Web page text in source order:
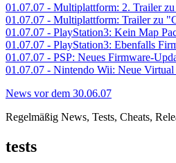
01.07.07 - Multiplattform: 2. Trailer
01.07.07 - Multiplattform: Trailer zu
01.07.07 - PlayStation3: Kein Map
01.07.07 - PlayStation3: Ebenfalls
01.07.07 - PSP: Neues Firmware-
01.07.07 - Nintendo Wii: Neue
News vor dem 30.06.07
Regelmäßig News, Tests, Cheats,
tests